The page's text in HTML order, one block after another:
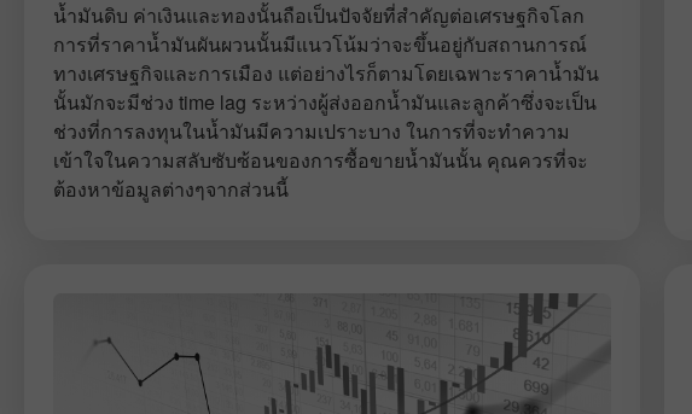
น้ำมันดิบ ค่าเงินและทองนั้นถือเป็นปัจจัยที่สำคัญต่อเศรษฐกิจโลก
การที่ราคาน้ำมันผันผวนนั้นมีแนวโน้มว่าจะขึ้นอยู่กับสถานการณ์
ทางเศรษฐกิจและการเมือง แต่อย่างไรก็ตามโดยเฉพาะราคาน้ำมัน
นั้นมักจะมีช่วง time lag ระหว่างผู้ส่งออกน้ำมันและลูกค้าซึ่งจะเป็น
ช่วงที่การลงทุนในน้ำมันมีความเปราะบาง ในการที่จะทำความ
เข้าใจในความสลับซับซ้อนของการซื้อขายน้ำมันนั้น คุณควรที่จะ
ต้องหาข้อมูลต่างๆจากส่วนนี้